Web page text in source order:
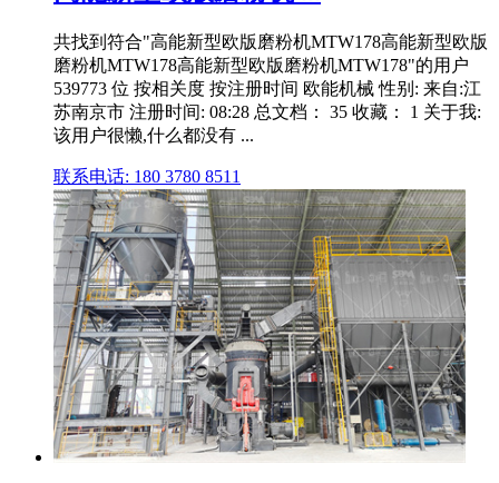
共找到符合"高能新型欧版磨粉机MTW178高能新型欧版
磨粉机MTW178高能新型欧版磨粉机MTW178"的用户
539773 位 按相关度 按注册时间 欧能机械 性别: 来自:江
苏南京市 注册时间: 08:28 总文档： 35 收藏： 1 关于我:
该用户很懒,什么都没有 ...
联系电话: 180 3780 8511